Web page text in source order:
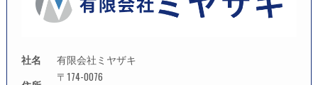
社名
有限会社ミヤザキ
〒174-0076